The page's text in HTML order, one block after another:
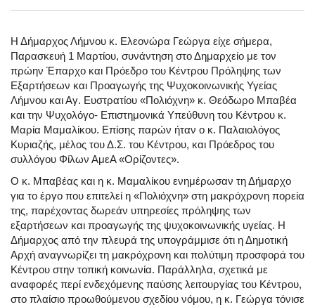
Η Δήμαρχος Λήμνου κ. Ελεονώρα Γεώργα είχε σήμερα,
Παρασκευή 1 Μαρτίου, συνάντηση στο Δημαρχείο με τον
πρώην Έπαρχο και Πρόεδρο του Κέντρου Πρόληψης των
Εξαρτήσεων και Προαγωγής της Ψυχοκοινωνικής Υγείας
Λήμνου και Αγ. Ευστρατίου «Πολιόχνη» κ. Θεόδωρο Μπαβέα
και την Ψυχολόγο- Επιστημονικά Υπεύθυνη του Κέντρου κ.
Μαρία Μαμαλίκου. Επίσης παρών ήταν ο κ. Παλαιολόγος
Κυριαζής, μέλος του Δ.Σ. του Κέντρου, και Πρόεδρος του
συλλόγου Φίλων ΑμεΑ «Ορίζοντες».
Ο κ. Μπαβέας και η κ. Μαμαλίκου ενημέρωσαν τη Δήμαρχο
για το έργο που επιτελεί η «Πολιόχνη» στη μακρόχρονη πορεία
της, παρέχοντας δωρεάν υπηρεσίες πρόληψης των
εξαρτήσεων και προαγωγής της ψυχοκοινωνικής υγείας. Η
Δήμαρχος από την πλευρά της υπογράμμισε ότι η Δημοτική
Αρχή αναγνωρίζει τη μακρόχρονη και πολύτιμη προσφορά του
Κέντρου στην τοπική κοινωνία. Παράλληλα, σχετικά με
αναφορές περί ενδεχόμενης παύσης λειτουργίας του Κέντρου,
στο πλαίσιο προωθούμενου σχεδίου νόμου, η κ. Γεώργα τόνισε